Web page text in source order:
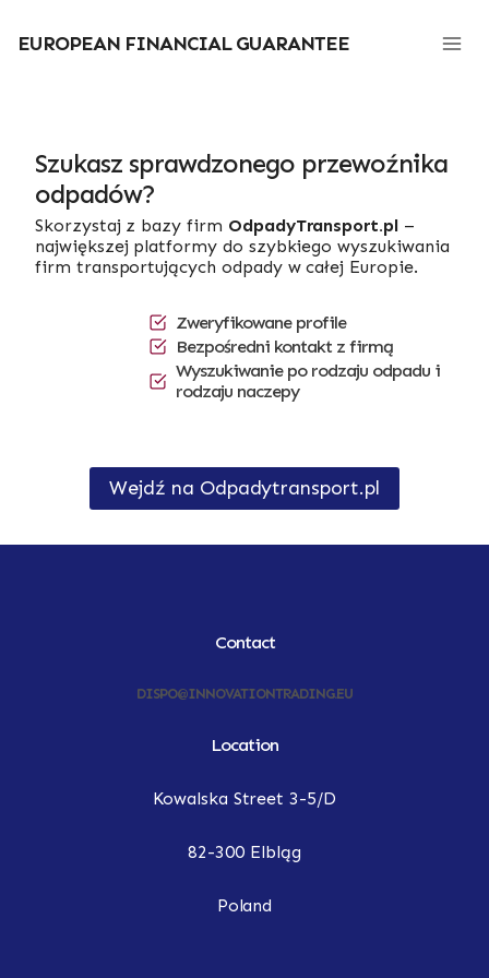
treści
EUROPEAN FINANCIAL GUARANTEE
Szukasz sprawdzonego przewoźnika
odpadów?
Skorzystaj z bazy firm OdpadyTransport.pl–
największej platformy do szybkiego wyszukiwania
firm transportujących odpady w całej Europie.
Zweryfikowane profile
Bezpośredni kontakt z firmą
Wyszukiwanie po rodzaju odpadu i
rodzaju naczepy
Wejdź na Odpadytransport.pl
Contact
DISPO@INNOVATIONTRADING.EU
Location
Kowalska Street 3-5/D
82-300 Elbląg
Poland